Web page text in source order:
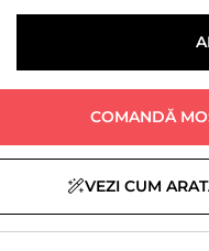
COMANDĂ
VEZI CUM